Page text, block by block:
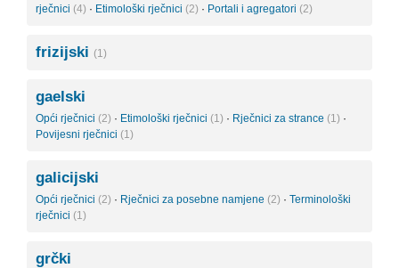
rječnici (4) · Etimološki rječnici (2) · Portali i agregatori (2)
frizijski (1)
gaelski
Opći rječnici (2) · Etimološki rječnici (1) · Rječnici za strance (1) ·
Povijesni rječnici (1)
galicijski
Opći rječnici (2) · Rječnici za posebne namjene (2) · Terminološki
rječnici (1)
grčki